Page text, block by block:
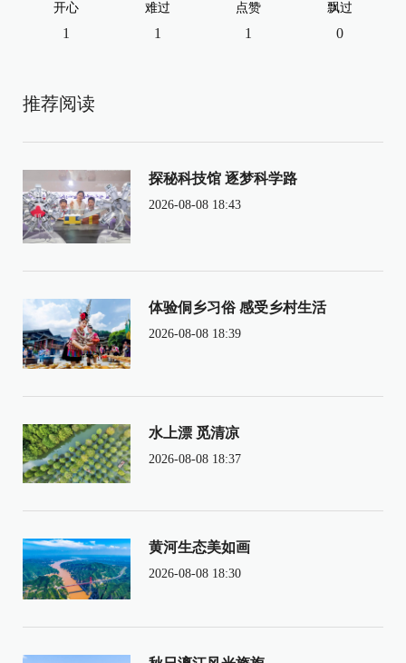
开心
1
难过
1
点赞
1
飘过
0
推荐阅读
探秘科技馆 逐梦科学路
2026-08-08 18:43
体验侗乡习俗 感受乡村生活
2026-08-08 18:39
水上漂 觅清凉
2026-08-08 18:37
黄河生态美如画
2026-08-08 18:30